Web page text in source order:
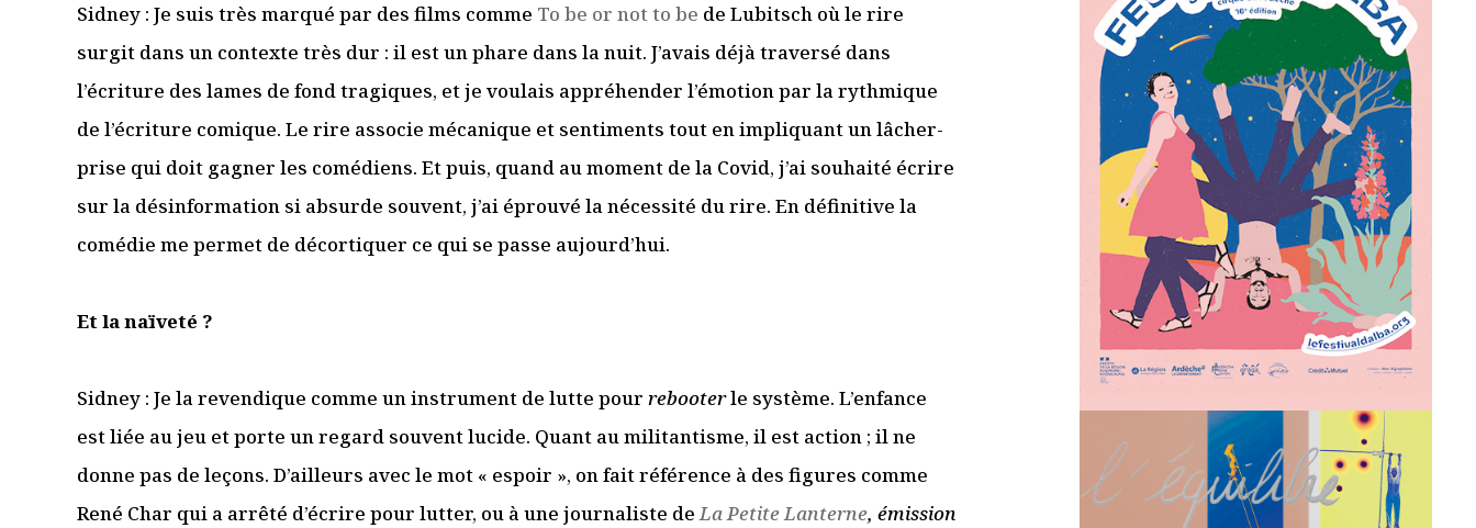
Sidney : Je suis très marqué par des films comme To be or not to be de Lubitsch où le rire
surgit dans un contexte très dur : il est un phare dans la nuit. J’avais déjà traversé dans
l’écriture des lames de fond tragiques, et je voulais appréhender l’émotion par la rythmique
de l’écriture comique. Le rire associe mécanique et sentiments tout en impliquant un lâcher-
prise qui doit gagner les comédiens. Et puis, quand au moment de la Covid, j’ai souhaité écrire
sur la désinformation si absurde souvent, j’ai éprouvé la nécessité du rire. En définitive la
comédie me permet de décortiquer ce qui se passe aujourd’hui.
Et la naïveté ?
Sidney : Je la revendique comme un instrument de lutte pour rebooterle système. L’enfance
est liée au jeu et porte un regard souvent lucide. Quant au militantisme, il est action ; il ne
donne pas de leçons. D’ailleurs avec le mot « espoir », on fait référence à des figures comme
René Char qui a arrêté d’écrire pour lutter, ou à une journaliste deLa Petite Lanterne, émission
Je suis un.e professionnel.le du secteur culturel
S'ABONNER